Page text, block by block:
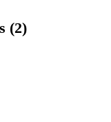
(2)